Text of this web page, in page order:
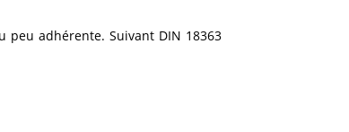
adhérente. Suivant DIN 18363